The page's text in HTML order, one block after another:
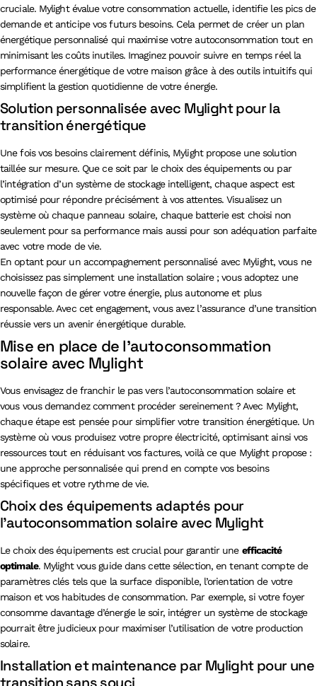
cruciale. Mylight évalue votre consommation actuelle, identifie les pics de
demande et anticipe vos futurs besoins. Cela permet de créer un plan
énergétique personnalisé qui maximise votre autoconsommation tout en
minimisant les coûts inutiles. Imaginez pouvoir suivre en temps réel la
performance énergétique de votre maison grâce à des outils intuitifs qui
simplifient la gestion quotidienne de votre énergie.
Solution personnalisée avec Mylight pour la
transition énergétique
Une fois vos besoins clairement définis, Mylight propose une solution
taillée sur mesure. Que ce soit par le choix des équipements ou par
l’intégration d’un système de stockage intelligent, chaque aspect est
optimisé pour répondre précisément à vos attentes. Visualisez un
système où chaque panneau solaire, chaque batterie est choisi non
seulement pour sa performance mais aussi pour son adéquation parfaite
avec votre mode de vie.
En optant pour un accompagnement personnalisé avec Mylight, vous ne
choisissez pas simplement une installation solaire ; vous adoptez une
nouvelle façon de gérer votre énergie, plus autonome et plus
responsable. Avec cet engagement, vous avez l’assurance d’une transition
réussie vers un avenir énergétique durable.
Mise en place de l’autoconsommation
solaire avec Mylight
Vous envisagez de franchir le pas vers l’autoconsommation solaire et
vous vous demandez comment procéder sereinement ? Avec Mylight,
chaque étape est pensée pour simplifier votre transition énergétique. Un
système où vous produisez votre propre électricité, optimisant ainsi vos
ressources tout en réduisant vos factures, voilà ce que Mylight propose :
une approche personnalisée qui prend en compte vos besoins
spécifiques et votre rythme de vie.
Choix des équipements adaptés pour
l’autoconsommation solaire avec Mylight
Le choix des équipements est crucial pour garantir une efficacité
optimale. Mylight vous guide dans cette sélection, en tenant compte de
paramètres clés tels que la surface disponible, l’orientation de votre
maison et vos habitudes de consommation. Par exemple, si votre foyer
consomme davantage d’énergie le soir, intégrer un système de stockage
pourrait être judicieux pour maximiser l’utilisation de votre production
solaire.
Installation et maintenance par Mylight pour une
transition sans souci